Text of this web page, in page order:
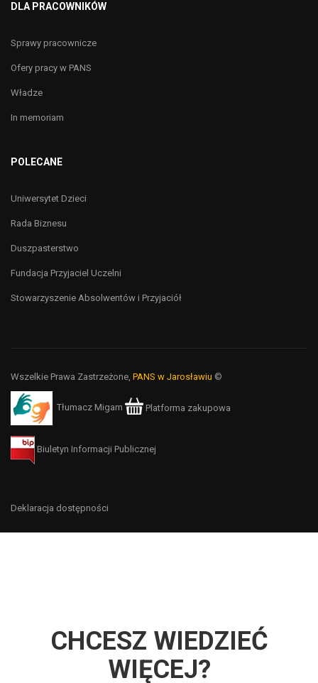
DLA PRACOWNIKÓW
Sprawy pracownicze
Ofery pracy w PANS
Władze
In memoriam
POLECANE
Uniwersytet Dzieci
Rada Biznesu
Duszpasterstwo
Fundacja Przyjaciel Uczelni
Stowarzyszenie Absolwentów i Przyjaciół
Wszelkie Prawa Zastrzeżone, PANS w Jarosławiu ©
Tłumacz Migam Platforma zakupowa
Biuletyn Informacji Publicznej
Deklaracja dostępności
CHCESZ WIEDZIEĆ
WIĘCEJ?